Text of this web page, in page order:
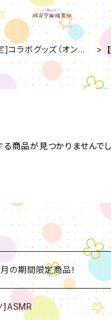
コラボグッズ（オンゲ
る商品が見つかりませんでし
の期間限定商品！
]ASMR